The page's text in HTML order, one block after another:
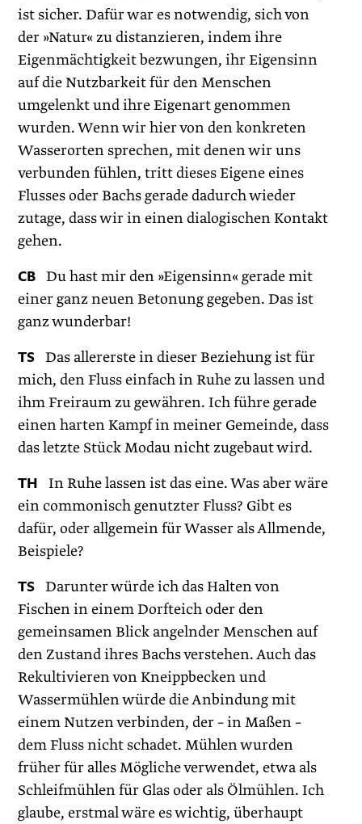
ist sicher. Dafür war es notwendig, sich von
der »Natur« zu distanzieren, indem ihre
Eigenmächtigkeit bezwungen, ihr Eigensinn
auf die Nutzbarkeit für den Menschen
umgelenkt und ihre Eigenart genommen
wurden. Wenn wir hier von den konkreten
Wasserorten sprechen, mit denen wir uns
verbunden fühlen, tritt dieses Eigene eines
Flusses oder Bachs gerade dadurch wieder
zutage, dass wir in einen dialogischen Kontakt
gehen.
CB Du hast mir den »Eigensinn« gerade mit
einer ganz neuen Betonung gegeben. Das ist
ganz wunderbar!
TS Das allererste in dieser Beziehung ist für
mich, den Fluss einfach in Ruhe zu lassen und
ihm Freiraum zu gewähren. Ich führe gerade
einen harten Kampf in meiner Gemeinde, dass
das letzte Stück Modau nicht zugebaut wird.
TH In Ruhe lassen ist das eine. Was aber wäre
ein commonisch genutzter Fluss? Gibt es
dafür, oder allgemein für Wasser als Allmende,
Beispiele?
TS Darunter würde ich das Halten von
Fischen in einem Dorfteich oder den
gemeinsamen Blick angelnder Menschen auf
den Zustand ihres Bachs verstehen. Auch das
Rekultivieren von Kneippbecken und
Wassermühlen würde die Anbindung mit
einem Nutzen verbinden, der – in Maßen –
dem Fluss nicht schadet. Mühlen wurden
früher für alles Mögliche verwendet, etwa als
Schleifmühlen für Glas oder als Ölmühlen. Ich
glaube, erstmal wäre es wichtig, überhaupt